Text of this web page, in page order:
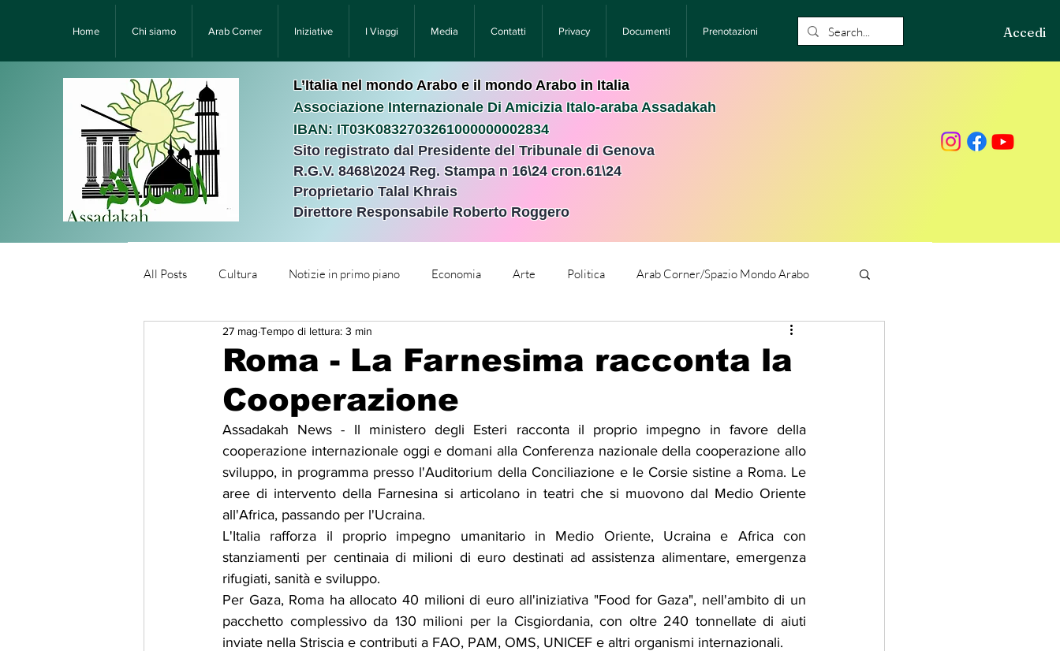
Home Chi siamo Arab Corner Iniziative I Viaggi Media Contatti Privacy Documenti Prenotazioni Accedi
L’Italia nel mondo Arabo e il mondo Arabo in Italia
Associazione Internazionale Di Amicizia Italo-araba Assadakah
IBAN: IT03K0832703261000000002834
Sito registrato dal Presidente del Tribunale di Genova
R.G.V. 8468\2024 Reg. Stampa n 16\24 cron.61\24 ​
Proprietario Talal Khrais
Direttore Responsabile Roberto Roggero
All Posts Cultura Notizie in primo piano Economia Arte Politica Arab Corner/Spazio Mondo Arabo
Նորություններ/Notizie Armene
Migrazione e Rifugiati Sport Solidarietà
Eventi Diritti Umani
Relazioni Internazionali Conflitti e Pace
Roma - La Farnesima racconta la
Cooperazione
27 mag Tempo di lettura: 3 min
Assadakah News - Il ministero degli Esteri racconta il proprio impegno in favore della
cooperazione internazionale oggi e domani alla Conferenza nazionale della cooperazione allo
sviluppo, in programma presso l'Auditorium della Conciliazione e le Corsie sistine a Roma. Le
aree di intervento della Farnesina si articolano in teatri che si muovono dal Medio Oriente
all'Africa, passando per l'Ucraina.
L'Italia rafforza il proprio impegno umanitario in Medio Oriente, Ucraina e Africa con
stanziamenti per centinaia di milioni di euro destinati ad assistenza alimentare, emergenza
rifugiati, sanità e sviluppo.
Per Gaza, Roma ha allocato 40 milioni di euro all'iniziativa "Food for Gaza", nell'ambito di un
pacchetto complessivo da 130 milioni per la Cisgiordania, con oltre 240 tonnellate di aiuti
inviate nella Striscia e contributi a FAO, PAM, OMS, UNICEF e altri organismi internazionali.